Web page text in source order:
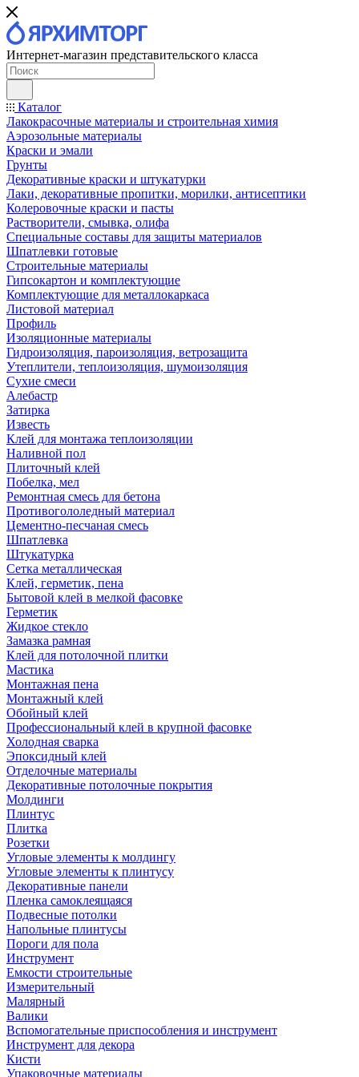
Интернет-магазин представительского класса
Каталог
Лакокрасочные материалы и строительная химия
Аэрозольные материалы
Краски и эмали
Грунты
Декоративные краски и штукатурки
Лаки, декоративные пропитки, морилки, антисептики
Колеровочные краски и пасты
Растворители, смывка, олифа
Специальные составы для защиты материалов
Шпатлевки готовые
Строительные материалы
Гипсокартон и комплектующие
Комплектующие для металлокаркаса
Листовой материал
Профиль
Изоляционные материалы
Гидроизоляция, пароизоляция, ветрозащита
Утеплители, теплоизоляция, шумоизоляция
Сухие смеси
Алебастр
Затирка
Известь
Клей для монтажа теплоизоляции
Наливной пол
Плиточный клей
Побелка, мел
Ремонтная смесь для бетона
Противогололедный материал
Цементно-песчаная смесь
Шпатлевка
Штукатурка
Сетка металлическая
Клей, герметик, пена
Бытовой клей в мелкой фасовке
Герметик
Жидкое стекло
Замазка рамная
Клей для потолочной плитки
Мастика
Монтажная пена
Монтажный клей
Обойный клей
Профессиональный клей в крупной фасовке
Холодная сварка
Эпоксидный клей
Отделочные материалы
Декоративные потолочные покрытия
Молдинги
Плинтус
Плитка
Розетки
Угловые элементы к молдингу
Угловые элементы к плинтусу
Декоративные панели
Пленка самоклеящаяся
Подвесные потолки
Напольные плинтусы
Пороги для пола
Инструмент
Емкости строительные
Измерительный
Малярный
Валики
Вспомогательные приспособления и инструмент
Инструмент для декора
Кисти
Упаковочные материалы